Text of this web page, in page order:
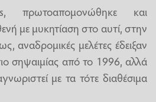
και
με μυκητίαση στο αυτί, στην
αναδρομικές μελέτες έδειξαν
σηψαιμίας από το 1996, αλλά
με τα τότε διαθέσιμα